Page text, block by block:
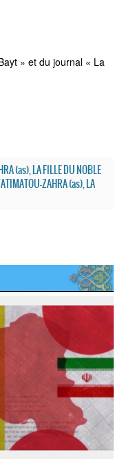
» et du journal « La
(as), LA FILLE DU NOBLE
ZAHRA (as), LA